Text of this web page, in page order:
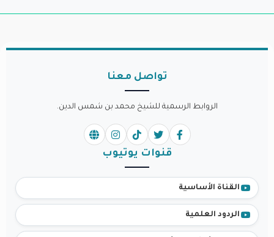
تواصل معنا
الروابط الرسمية للشيخ محمد بن شمس الدين.
قنوات يوتيوب
القناة الأساسية
الردود العلمية